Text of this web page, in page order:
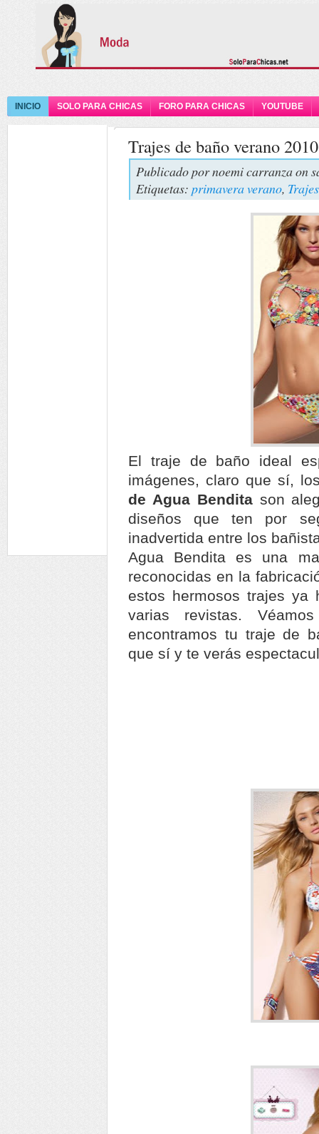
INICIO SOLO PARA CHICAS FORO PARA CHICAS YOUTUBE
Trajes de baño verano
Publicado pornoemi carranzaon
Etiquetas: primavera verano,
El traje de baño ideal
imágenes, claro que sí,
de Agua Bendita son
diseños que ten por
inadvertida entre los
Agua Bendita es una
reconocidas en la
estos hermosos trajes ya
varias revistas.
encontramos tu traje de
que sí y te verás